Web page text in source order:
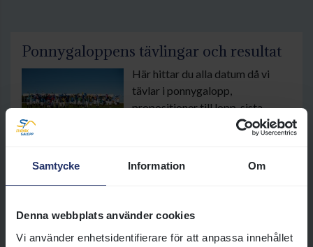
Samtycke Information Om
Denna webbplats använder cookies
Vi använder enhetsidentifierare för att anpassa innehållet
Ponnygaloppens tävlingar och resultat
Här hittar du alla datum då vi
tävlar i ponnygalopp,
propositioner till lopp, sista
anmälningsdag, meddelande till
ryttare och tränare samt resultat
Jockeyklubben Cup